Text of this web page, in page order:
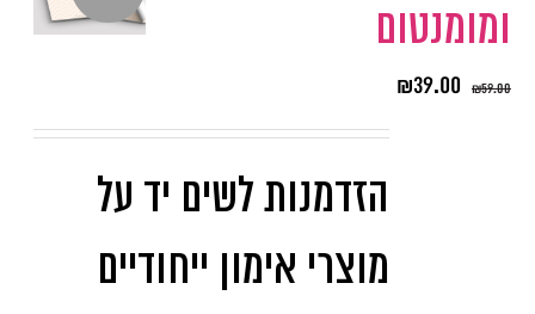
ומומנטום
₪59.00
₪39.00
הזדמנות לשים יד על
מוצרי אימון ייחודיים